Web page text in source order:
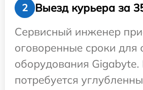
2
Выезд курьера за
Сервисный инженер
оговоренные сроки для
оборудования Gigabyte.
потребуется